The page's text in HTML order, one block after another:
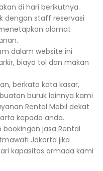
di hari berikutnya.
dengan staff reservasi
alamat
dalam website ini
biaya tol dan makan
berkata kata kasar,
buruk lainnya kami
Rental Mobil dekat
kepada anda.
jasa Rental
Jakarta jika
kapasitas armada kami